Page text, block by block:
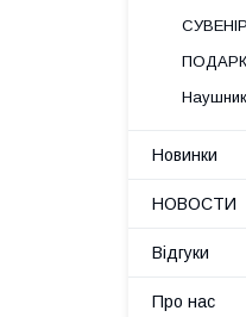
Новинки
НОВОСТИ
Відгуки
Про нас